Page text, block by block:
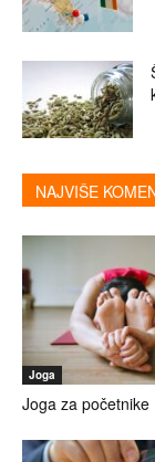
NAJVIŠE
Joga
Joga za početnike